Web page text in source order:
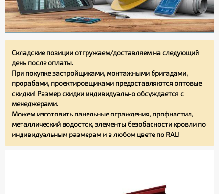
Складские позиции отгружаем/доставляем на следующий
день после оплаты.
При покупке застройщиками, монтажными бригадами,
прорабами, проектировщиками предоставляются оптовые
скидки! Размер скидки индивидуально обсуждается с
менеджерами.
Можем изготовить панельные ограждения, профнастил,
металлический водосток, элементы безобасности кровли по
индивидуальным размерам и в любом цвете по RAL!